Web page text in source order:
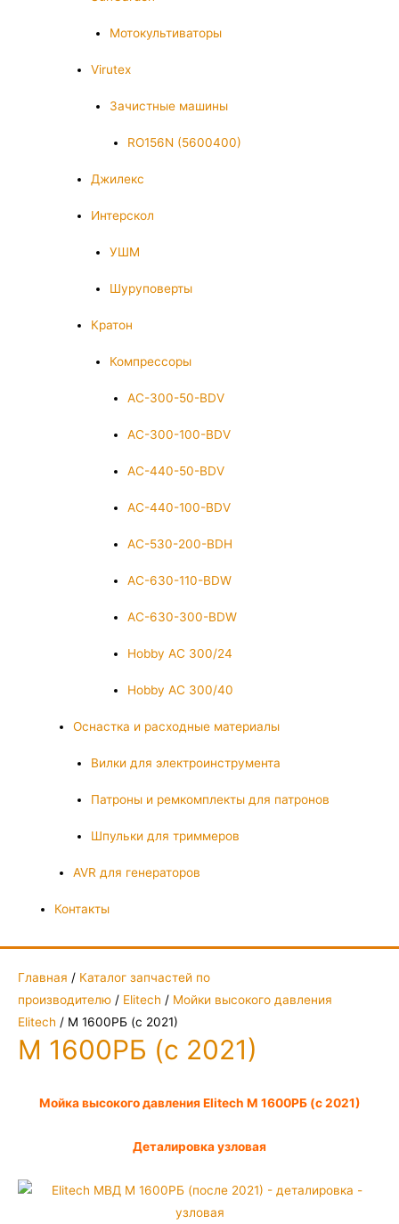
Мотокультиваторы
Virutex
Зачистные машины
RO156N (5600400)
Джилекс
Интерскол
УШМ
Шуруповерты
Кратон
Компрессоры
AC-300-50-BDV
AC-300-100-BDV
AC-440-50-BDV
AC-440-100-BDV
AC-530-200-BDH
AC-630-110-BDW
AC-630-300-BDW
Hobby AC 300/24
Hobby AC 300/40
Оснастка и расходные материалы
Вилки для электроинструмента
Патроны и ремкомплекты для патронов
Шпульки для триммеров
AVR для генераторов
Контакты
Главная / Каталог запчастей по
производителю / Elitech / Мойки высокого давления
Elitech / М 1600РБ (с 2021)
М 1600РБ (с 2021)
Мойка высокого давления Elitech М 1600РБ (с 2021)
Деталировка узловая